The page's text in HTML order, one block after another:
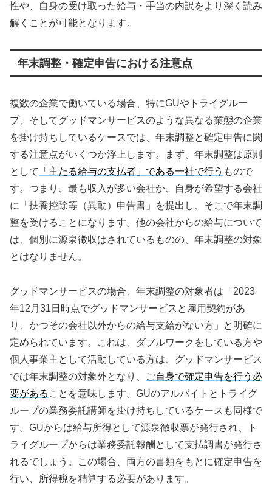
性や、自身の受け取った給与・手当の内訳をより深く読み
解くことが可能となります。
年末調整・確定申告における注意点
複数の企業で働いている場合、特にGUやトライグルー
プ、そしてグッドマンサービスのような異なる業態の企業
を掛け持ちしているケースでは、年末調整と確定申告に関
する注意点がいくつか浮上します。まず、年末調整は原則
として
「主たる給与の支払者」である一社で行う もので
す。つまり、最も収入が多い会社か、自身が希望する会社
に「扶養控除等（異動）申告書」を提出し、そこで年末調
整を受けることになります。他の会社からの給与について
は、個別に源泉徴収はされているものの、年末調整の対象
とはなりません。
グッドマンサービスの場合、年末調整の対象者は「2023
年12月31日時点でグッドマンサービスと雇用契約があ
り、かつその会社以外からの給与支給がない方」と明確に
定められています。これは、ダブルワークをしている方や
個人事業主として活動している方は、グッドマンサービス
では年末調整の対象外となり、
ご自身で確定申告を行う必
要がある ことを意味します。GUのアルバイトとトライグ
ループの業務委託講師を掛け持ちしているケースも同様で
す。GUからは給与所得として源泉徴収票が発行され、ト
ライグループからは業務委託報酬として支払調書が発行さ
れるでしょう。この場合、両方の書類をもとに確定申告を
行い、所得税を精算する必要があります。